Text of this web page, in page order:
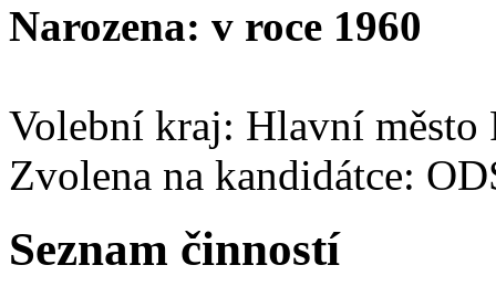
Narozena: v roce 1960
Volební kraj: Hlavní město
Zvolena na kandidátce:
Seznam činností